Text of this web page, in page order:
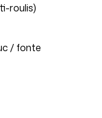
roulis)
/ fonte